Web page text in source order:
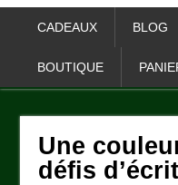
CADEAUX BLOG
BOUTIQUE
Une
défis